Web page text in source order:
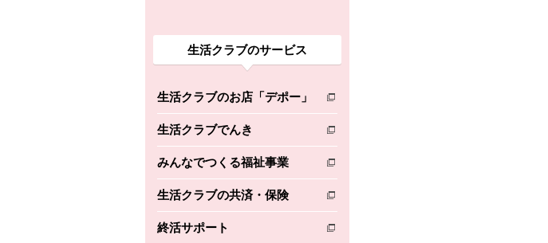
生活クラブのサービス
生活クラブのお店「デポー」
別のウィンドウで開きます。
生活クラブでんき
別のウィンドウで開きます。
みんなでつくる福祉事業
別のウィンドウで開きます。
生活クラブの共済・保険
別のウィンドウで開きます。
終活サポート
別のウィンドウで開きます。